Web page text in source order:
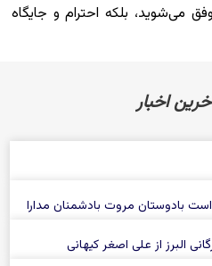
می‌شوید، بلکه احترام و جایگاه
اخبار
بادوستان مروت بادشمنان مدارا
البرز از علی‌ اصغر کیهانی